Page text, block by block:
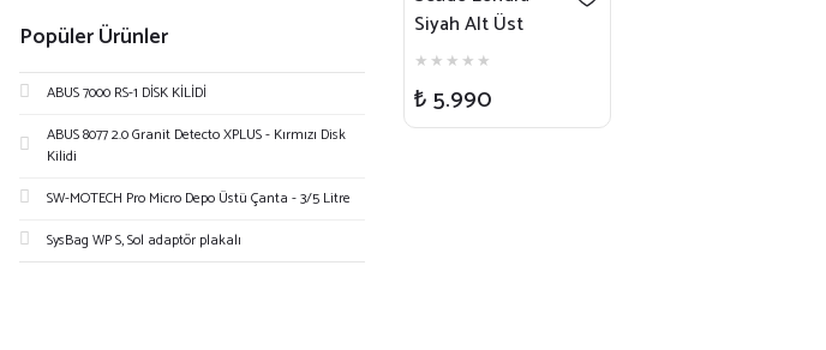
Popüler Ürünler
ABUS 7000 RS-1 DİSK KİLİDİ
ABUS 8077 2.0 Granit Detecto XPLUS - Kırmızı Disk
Kilidi
SW-MOTECH Pro Micro Depo Üstü Çanta - 3/5 Litre
SysBag WP S, Sol adaptör plakalı
Siyah Alt Üst
Takım Motosiklet
Yağmurluğu
₺ 5.990